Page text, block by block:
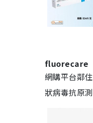
fluorecare
網購平台鄰
狀病毒抗原